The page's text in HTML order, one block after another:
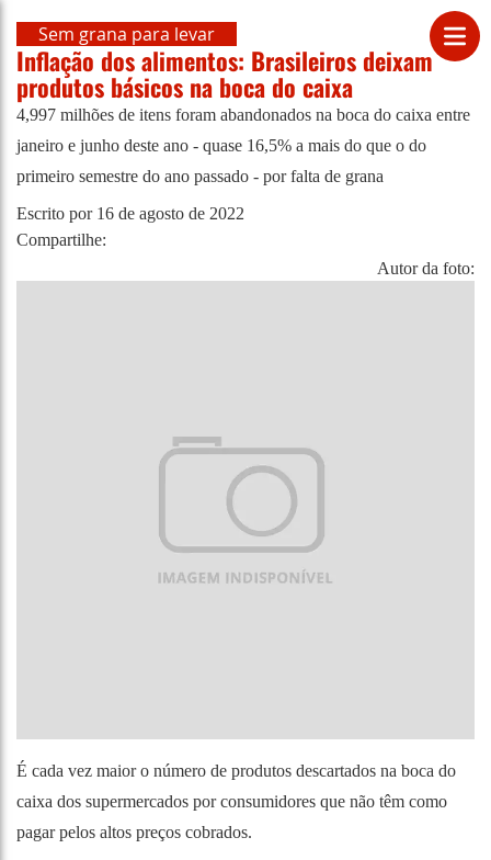
Sem grana para levar
Inflação dos alimentos: Brasileiros deixam
produtos básicos na boca do caixa
4,997 milhões de itens foram abandonados na boca do caixa entre
janeiro e junho deste ano - quase 16,5% a mais do que o do
primeiro semestre do ano passado - por falta de grana
Escrito por 16 de agosto de 2022
Compartilhe:
Autor da foto:
É cada vez maior o número de produtos descartados na boca do
caixa dos supermercados por consumidores que não têm como
pagar pelos altos preços cobrados.